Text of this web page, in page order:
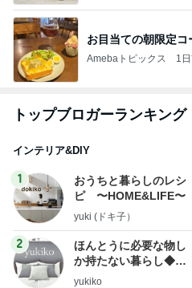
お目当ての朝限定コ
Amebaトピックス 1
トップブロガーランキング
インテリア&DIY
1
おうちと暮らしのレシ
ピ 〜HOME&LIFE〜
yuki (ドキ子）
2
ほんとうに必要な物し
か持たない暮らし◆Ke
ep Life Simple◆〜イ
yukiko